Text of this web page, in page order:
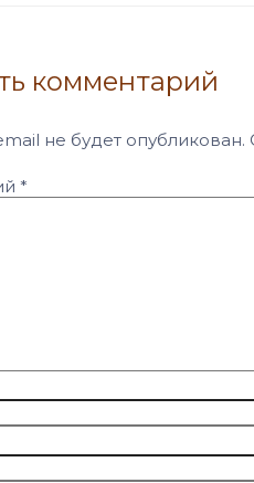
комментарий
не будет опубликован.
*